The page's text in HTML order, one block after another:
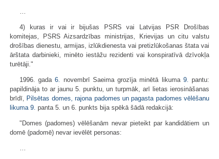
…
4) kuras ir vai ir bijušas PSRS vai Latvijas PSR Drošības
komitejas, PSRS Aizsardzības ministrijas, Krievijas un citu valstu
drošības dienestu, armijas, izlūkdienesta vai pretizlūkošanas štata vai
ārštata darbinieki, minēto iestāžu rezidenti vai konspiratīvā dzīvokļa
turētāji."
1996. gada6. novembrī Saeima grozīja minētā likuma 9. pantu:
papildināja to ar jaunu 5. punktu, un turpmāk, arī lietas ierosināšanas
brīdī, Pilsētas domes, rajona padomes un pagasta padomes vēlēšanu
likuma 9. panta 5. un 6. punkts bija spēkā šādā redakcijā:
"Domes (padomes) vēlēšanām nevar pieteikt par kandidātiem un
domē (padomē) nevar ievēlēt personas:
…